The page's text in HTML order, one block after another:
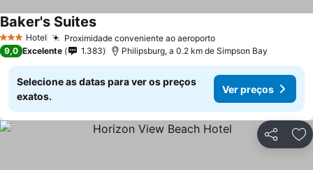
3 EstrelasHotel Proximidade conveniente ao aeroporto
Baker's Suites
9,0 Excelente 1.383 Philipsburg, a 0.2 km de Simpson Bay
Selecione as datas para ver os preços
exatos.
Ver preços
Partilhar